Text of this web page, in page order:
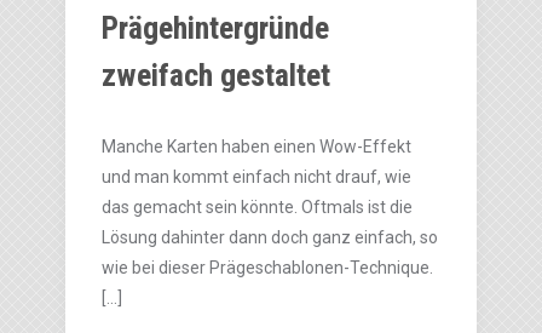
Prägehintergründe
zweifach gestaltet
Manche Karten haben einen Wow-Effekt
und man kommt einfach nicht drauf, wie
das gemacht sein könnte. Oftmals ist die
Lösung dahinter dann doch ganz einfach, so
wie bei dieser Prägeschablonen-Technique.